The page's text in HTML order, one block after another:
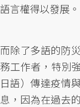
語言權得以發展。
而除了多語的防
務工作者，特別
日語）傳達疫情
息，因為在過去